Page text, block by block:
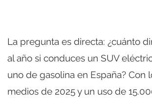
La pregunta es directa: ¿cuánto
al año si conduces un SUV
uno de gasolina en España? Con
medios de 2025 y un uso de